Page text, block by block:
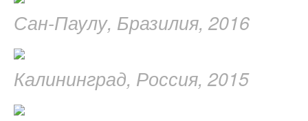
Сан-Паулу, Бразилия, 2016
Калининград, Россия, 2015